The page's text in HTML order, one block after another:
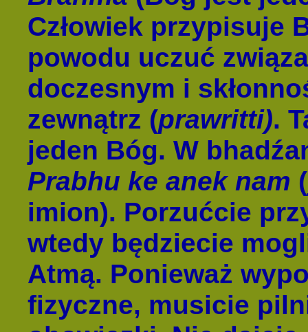
Człowiek przypisuje
powodu uczuć
doczesnym i
zewnątrz (prawritti).
jeden Bóg. W
Prabhu ke anek nam
imion). Porzućcie
wtedy będziecie
Atmą. Ponieważ
fizyczne, musicie